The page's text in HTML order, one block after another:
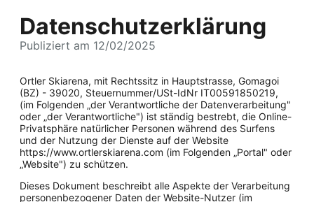
Datenschutzerklärung
Publiziert am 12/02/2025
Ortler Skiarena, mit Rechtssitz in Hauptstrasse, Gomagoi
(BZ) - 39020, Steuernummer/USt-IdNr IT00591850219,
(im Folgenden „der Verantwortliche der Datenverarbeitung"
oder „der Verantwortliche") ist ständig bestrebt, die Online-
Privatsphäre natürlicher Personen während des Surfens
und der Nutzung der Dienste auf der Website
https://www.ortlerskiarena.com (im Folgenden „Portal" oder
„Website") zu schützen.
Dieses Dokument beschreibt alle Aspekte der Verarbeitung
personenbezogener Daten der Website-Nutzer (im